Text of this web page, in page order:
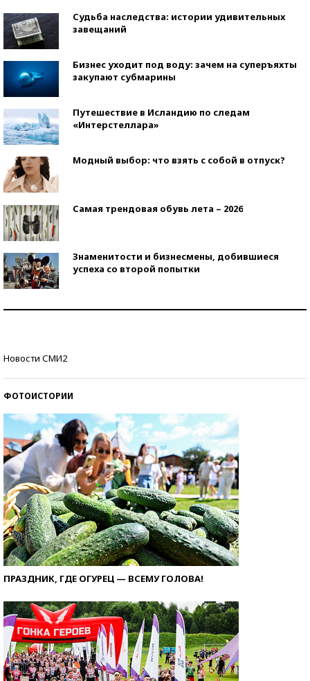
Судьба наследства: истории удивительных
завещаний
Бизнес уходит под воду: зачем на суперъяхты
закупают субмарины
Путешествие в Исландию по следам
«Интерстеллара»
Модный выбор: что взять с собой в отпуск?
Самая трендовая обувь лета – 2026
Знаменитости и бизнесмены, добившиеся
успеха со второй попытки
Новости СМИ2
ФОТОИСТОРИИ
ПРАЗДНИК, ГДЕ ОГУРЕЦ — ВСЕМУ ГОЛОВА!